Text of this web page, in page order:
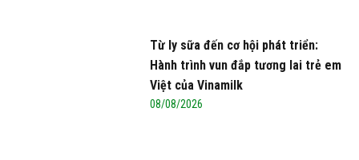
Từ ly sữa đến cơ hội phát triển:
Hành trình vun đắp tương lai trẻ em
Việt của Vinamilk
08/08/2026